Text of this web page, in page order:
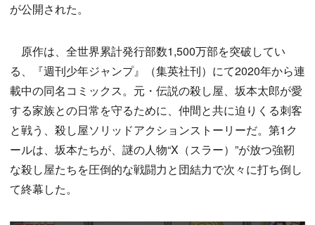
が公開された。
原作は、全世界累計発行部数1,500万部を突破してい
る、『週刊少年ジャンプ』（集英社刊）にて2020年から連
載中の同名コミックス。元・伝説の殺し屋、坂本太郎が愛
する家族との日常を守るために、仲間と共に迫りくる刺客
と戦う、殺し屋ソリッドアクションストーリーだ。第1ク
ールは、坂本たちが、謎の人物“X（スラー）”が放つ強靭
な殺し屋たちを圧倒的な戦闘力と団結力で次々に打ち倒し
て終幕した。